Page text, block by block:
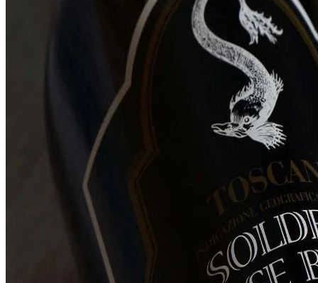
酒具周边
投资收藏
留学教育
品鉴专栏
餐厅酒吧指南
餐酒搭配
基础知识
酒具周边
投资收藏
留学教育
品鉴专栏